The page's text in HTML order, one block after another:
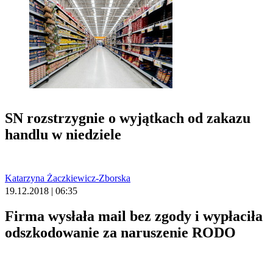
SN rozstrzygnie o wyjątkach od zakazu
handlu w niedziele
Katarzyna Żaczkiewicz-Zborska
19.12.2018 | 06:35
Firma wysłała mail bez zgody i wypłaciła
odszkodowanie za naruszenie RODO